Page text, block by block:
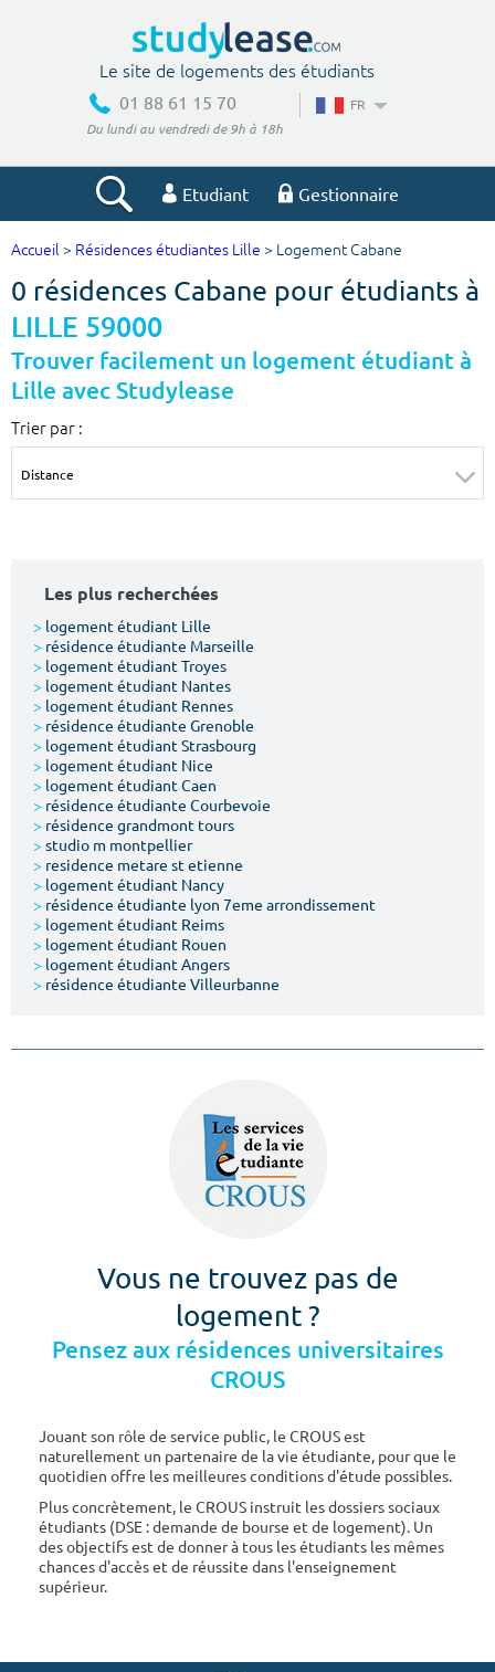
Le site de logements des étudiants
01 88 61 15 70
Du lundi au vendredi de 9h à 18h
FR
Etudiant Gestionnaire
Votre recherche
Ville, école
Type de location
Votre date d'entrée
Accueil > Résidences étudiantes Lille > Logement Cabane
0 résidences Cabane pour étudiants à
LILLE 59000
Trouver facilement un logement étudiant à
Lille avec Studylease
Trier par :
Les plus recherchées
> logement étudiant Lille
> résidence étudiante Marseille
> logement étudiant Troyes
> logement étudiant Nantes
> logement étudiant Rennes
> résidence étudiante Grenoble
> logement étudiant Strasbourg
> logement étudiant Nice
> logement étudiant Caen
> résidence étudiante Courbevoie
> résidence grandmont tours
> studio m montpellier
> residence metare st etienne
> logement étudiant Nancy
> résidence étudiante lyon 7eme arrondissement
> logement étudiant Reims
> logement étudiant Rouen
> logement étudiant Angers
> résidence étudiante Villeurbanne
Vous ne trouvez pas de
logement ?
Pensez aux résidences universitaires
CROUS
Jouant son rôle de service public, le CROUS est
naturellement un partenaire de la vie étudiante, pour que le
quotidien offre les meilleures conditions d'étude possibles.
Plus concrètement, le CROUS instruit les dossiers sociaux
étudiants (DSE : demande de bourse et de logement). Un
des objectifs est de donner à tous les étudiants les mêmes
chances d'accès et de réussite dans l'enseignement
supérieur.